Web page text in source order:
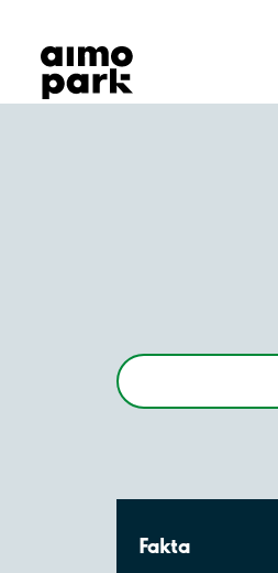
Hitta parkering
Samarbete
Kundservice
Fakta